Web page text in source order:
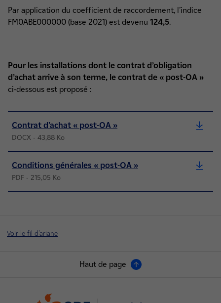
Par application du coefficient de raccordement, l’indice
FM0ABE000000 (base 2021) est devenu 124,5.
Pour les installations dont le contrat d’obligation
d’achat arrive à son terme, le contrat de « post-OA »
ci-dessous est proposé :
Contrat d'achat « post-OA »
DOCX - 43,88 Ko
Conditions générales « post-OA »
PDF - 215,05 Ko
Voir le fil d'ariane
Haut de page